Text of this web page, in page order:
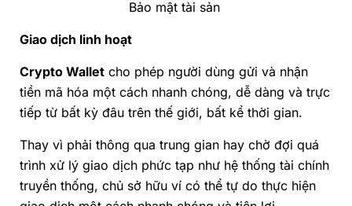
Bảo mật tài sản
Giao dịch linh hoạt
Crypto Wallet cho phép người dùng gửi và nhận
tiền mã hóa một cách nhanh chóng, dễ dàng và trực
tiếp từ bất kỳ đâu trên thế giới, bất kể thời gian.
Thay vì phải thông qua trung gian hay chờ đợi quá
trình xử lý giao dịch phức tạp như hệ thống tài chính
truyền thống, chủ sở hữu ví có thể tự do thực hiện